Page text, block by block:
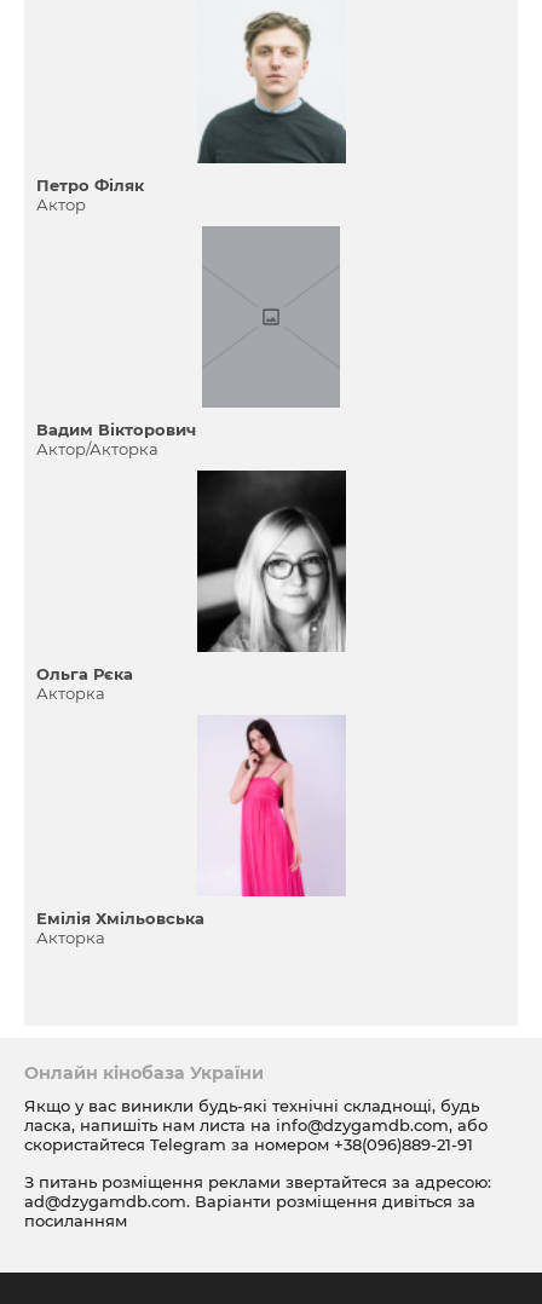
Петро Філяк
Актор
Вадим Вікторович
Актор/Акторка
Ольга Рєка
Акторка
Емілія Хмільовська
Акторка
Онлайн кінобаза України
Якщо у вас виникли будь-які технічні складнощі, будь
ласка, напишіть нам листа на info@dzygamdb.com, або
скористайтеся Telegram за номером +38(096)889-21-91
З питань розміщення реклами звертайтеся за адресою:
ad@dzygamdb.com. Варіанти розміщення дивіться за
посиланням